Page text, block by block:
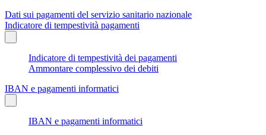
Dati sui pagamenti del servizio sanitario nazionale
Indicatore di tempestività pagamenti
Indicatore di tempestività dei pagamenti
Ammontare complessivo dei debiti
IBAN e pagamenti informatici
IBAN e pagamenti informatici